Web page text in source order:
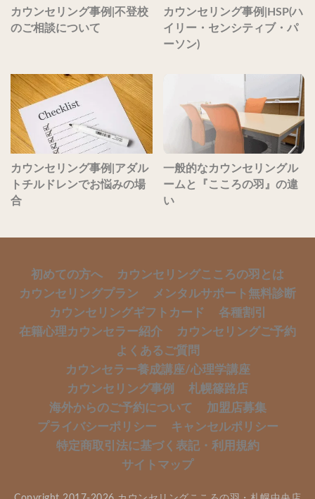
カウンセリング事例|不登校
のご相談について
カウンセリング事例|HSP(ハ
イリー・センシティブ・パ
ーソン)
カウンセリング事例|アダル
トチルドレンでお悩みの場
合
一般的なカウンセリングル
ームと『こころの羽』の違
い
初めての方へ
カウンセリングこころの羽とは
カウンセリングプラン
メンタルサポート無料診断
カウンセリングギフトカード
各種割引
在籍心理カウンセラー紹介
カウンセリングご予約
よくあるご質問
カウンセラー養成講座/心理学講座
カウンセリング事例
札幌篠路店
海外からのご予約について
加盟店募集
プライバシーポリシー
キャンセルポリシー
特定商取引法に基づく表記・利用規約
サイトマップ